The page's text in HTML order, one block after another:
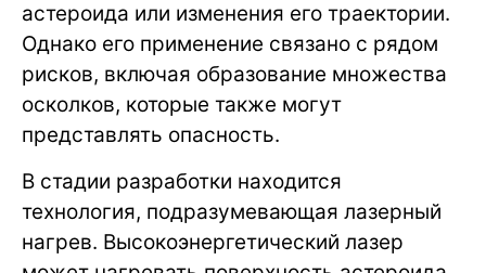
астероида или изменения его траектории.
Однако его применение связано с рядом
рисков, включая образование множества
осколков, которые также могут
представлять опасность.
В стадии разработки находится
технология, подразумевающая лазерный
нагрев. Высокоэнергетический лазер